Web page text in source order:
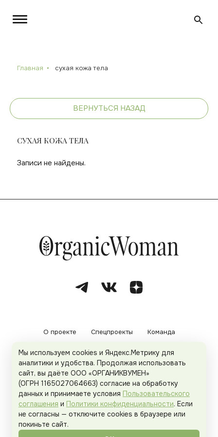
Главная сухая кожа тела
ВЕРНУТЬСЯ НАЗАД
СУХАЯ КОЖА ТЕЛА
Записи не найдены.
О проекте Спецпроекты Команда
Рекламодателям Политика конфиденциальности
Пользовательское соглашение
Organicwoman.ru . Все права защищены.
Мы используем cookies и Яндекс.Метрику для
аналитики и удобства. Продолжая использовать
сайт, вы даёте ООО «ОРГАНИКВУМЕН»
(ОГРН 1165027064663) согласие на обработку
данных и принимаете условия Пользовательского
соглашения и Политики конфиденциальности. Если
не согласны — отключите cookies в браузере или
покиньте сайт.